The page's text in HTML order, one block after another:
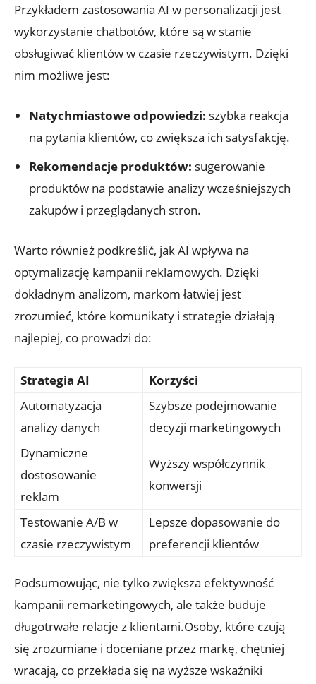
Przykładem zastosowania AI w personalizacji jest
wykorzystanie chatbotów,‍ które są ⁤w stanie
obsługiwać klientów ⁣w czasie rzeczywistym. Dzięki
nim możliwe jest:
Natychmiastowe odpowiedzi: szybka reakcja⁣
na pytania ​klientów, co zwiększa ich satysfakcję.
Rekomendacje produktów: ⁤sugerowanie
produktów ⁢na podstawie analizy‍ wcześniejszych
zakupów ⁢i przeglądanych stron.
Warto‍ również podkreślić,​ jak AI wpływa ⁢na
optymalizację⁢ kampanii reklamowych. Dzięki
dokładnym analizom, ⁤markom łatwiej⁤ jest​
zrozumieć, które komunikaty i strategie działają
‌najlepiej, co prowadzi do:
Strategia‍ AI
Korzyści
Automatyzacja
analizy danych
Szybsze podejmowanie
decyzji⁣ marketingowych
Dynamiczne
dostosowanie
reklam
Wyższy współczynnik
⁣konwersji
Testowanie ‌A/B w
czasie rzeczywistym
Lepsze dopasowanie do
preferencji‍ klientów
Podsumowując,⁢ nie ‌tylko zwiększa efektywność
⁢kampanii remarketingowych,‌ ale także buduje
⁢długotrwałe relacje ⁣z klientami.Osoby, które czują
się zrozumiane i ​doceniane⁤ przez markę, chętniej
wracają, co ‌przekłada się na ⁢wyższe wskaźniki